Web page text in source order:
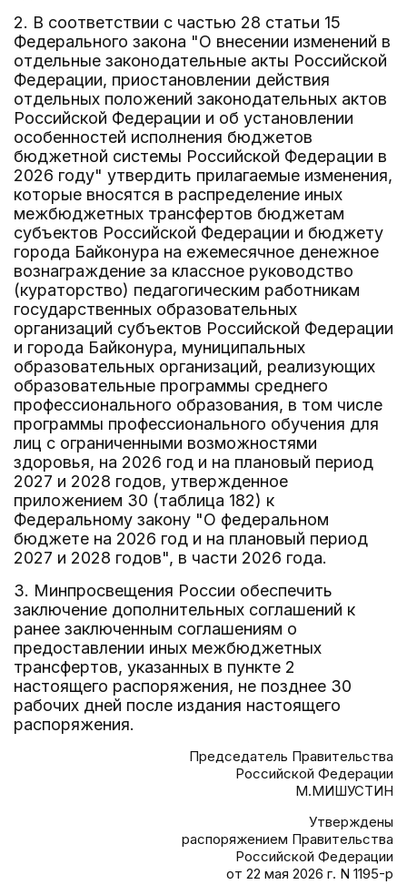
2. В соответствии с частью 28 статьи 15
Федерального закона "О внесении изменений в
отдельные законодательные акты Российской
Федерации, приостановлении действия
отдельных положений законодательных актов
Российской Федерации и об установлении
особенностей исполнения бюджетов
бюджетной системы Российской Федерации в
2026 году" утвердить прилагаемые изменения,
которые вносятся в распределение иных
межбюджетных трансфертов бюджетам
субъектов Российской Федерации и бюджету
города Байконура на ежемесячное денежное
вознаграждение за классное руководство
(кураторство) педагогическим работникам
государственных образовательных
организаций субъектов Российской Федерации
и города Байконура, муниципальных
образовательных организаций, реализующих
образовательные программы среднего
профессионального образования, в том числе
программы профессионального обучения для
лиц с ограниченными возможностями
здоровья, на 2026 год и на плановый период
2027 и 2028 годов, утвержденное
приложением 30 (таблица 182) к
Федеральному закону "О федеральном
бюджете на 2026 год и на плановый период
2027 и 2028 годов", в части 2026 года.
3. Минпросвещения России обеспечить
заключение дополнительных соглашений к
ранее заключенным соглашениям о
предоставлении иных межбюджетных
трансфертов, указанных в пункте 2
настоящего распоряжения, не позднее 30
рабочих дней после издания настоящего
распоряжения.
Председатель Правительства
Российской Федерации
М.МИШУСТИН
Утверждены
распоряжением Правительства
Российской Федерации
от 22 мая 2026 г. N 1195-р